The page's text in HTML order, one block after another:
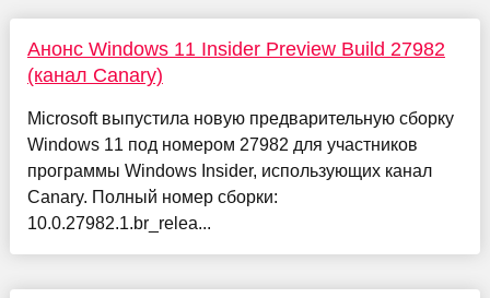
Анонс Windows 11 Insider Preview Build 27982
(канал Canary)
Microsoft выпустила новую предварительную сборку
Windows 11 под номером 27982 для участников
программы Windows Insider, использующих канал
Canary. Полный номер сборки:
10.0.27982.1.br_relea...